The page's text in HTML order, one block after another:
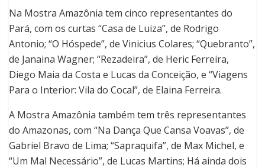
Na Mostra Amazônia tem cinco representantes do
Pará, com os curtas “Casa de Luiza”, de Rodrigo
Antonio; “O Hóspede”, de Vinicius Colares; “Quebranto”,
de Janaina Wagner; “Rezadeira”, de Heric Ferreira,
Diego Maia da Costa e Lucas da Conceição, e “Viagens
Para o Interior: Vila do Cocal”, de Elaina Ferreira.
A Mostra Amazônia também tem três representantes
do Amazonas, com “Na Dança Que Cansa Voavas”, de
Gabriel Bravo de Lima; “Sapraquifa”, de Max Michel, e
“Um Mal Necessário”, de Lucas Martins; Há ainda dois